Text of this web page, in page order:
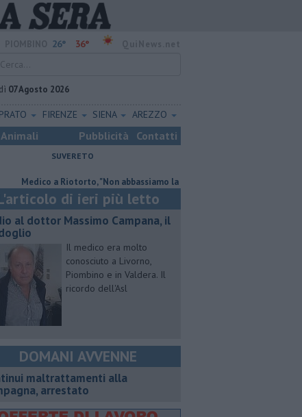
26° 36°
07 Agosto 2026
PRATO FIRENZE SIENA AREZZO
Animali Pubblicità Contatti
SUVERETO
a Riotorto, "Non abbassiamo la guardia"
di ieri più letto
al dottor Massimo Campana, il
Il medico era molto
conosciuto a Livorno,
Piombino e in Valdera. Il
ricordo dell'Asl
DOMANI AVVENNE
maltrattamenti alla
arrestato